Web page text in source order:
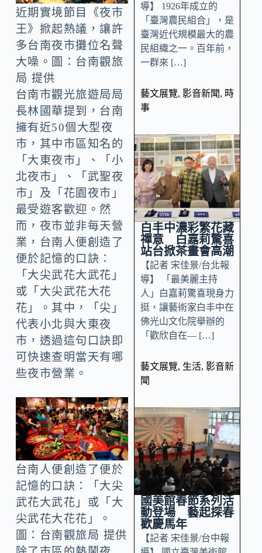
近期實境節目《夜市
王》掀起熱議，讓許
多台南夜市攤位名聲
大噪。圖：台南觀旅
局 提供
台南市觀光旅遊局局
長林國華提到，台南
擁有近50個大型夜
市，其中市區知名的
「大東夜市」、「小
北夜市」、「武聖夜
市」及「花園夜市」
最受遊客歡迎。然
而，夜市並非每天營
業，台南人便創造了
便於記憶的口訣：
「大尖武花大武花」
或「大尖武花大花
花」。其中，「尖」
代表小北與大東夜
市，透過這句口訣即
可快速查明當天有哪
些夜市營業。
台南人便創造了便於
記憶的口訣：「大尖
武花大武花」或「大
尖武花大花花」。
圖：台南觀旅局 提供
導】 1926年成立的
「臺灣農民組合」，是
臺灣近代規模最大的農
民組織之一。百年前，
一群來 […]
藝文展覽, 影音新聞, 時
事
白丰中濃彩繁花藏
禪意 白嘉莉驚喜
站台掀茶畫會高潮
【記者 宋佳景/台北報
導】 「最美麗主持
人」白嘉莉驚喜現身力
挺，讓藝術家白丰中在
佛光山文化院舉辦的
「歡欣自在— […]
藝文展覽, 生活, 影音新
聞
國美館春節系列活
動登場 藝起探春
歡慶馬年
【記者 宋佳景/台中報